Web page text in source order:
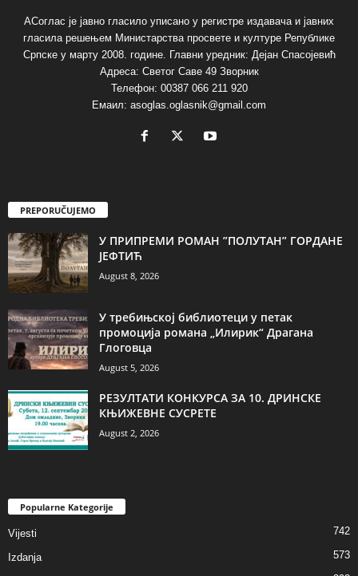
АСоглас је јавно гласило уписано у регистре издавача и јавних
гласила решењем Министарства просвете и културе Републике
Српске у марту 2008. године. Главни уредник: Дејан Спасојевић
Адреса: Светог Саве 49 Зворник
Телефон: 00387 066 211 920
Емаил: asoglas.oglasnik@gmail.com
PREPORUČUJEMO
У ПРИПРЕМИ РОМАН ”ПОЛУТАН” ГОРДАНЕ
ЈЕФТИЋ
August 8, 2026
У требињској библиотеци у петак
промоција романа „Илирик“ Драгана
Глоговца
August 5, 2026
РЕЗУЛТАТИ КОНКУРСА ЗА 10. ДРИНСКЕ
КЊИЖЕВНЕ СУСРЕТЕ
August 2, 2026
Popularne Kategorije
Vijesti 742
Izdanja 573